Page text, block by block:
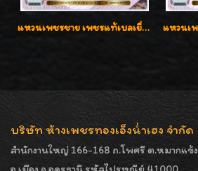
แหวนเพชรชาย เพชรแท้เบลเยี่ยมคัท น้ำ100% D-Color/VVS 2.46 กะรัต
บริษัท ห้างเพชรทองเอ็งน่ำเฮง จำกัด
สำนักงานใหญ่ 166-168 ถ.โพศรี ต.หมากแข้ง